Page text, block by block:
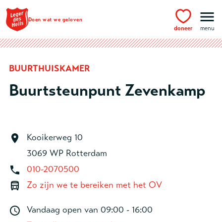
Ga naar hoofdinhoud
Doen wat we geloven
doneer menu
BUURTHUISKAMER
Buurtsteunpunt Zevenkamp
Kooikerweg 10
3069 WP Rotterdam
010-2070500
Zo zijn we te bereiken met het OV
Vandaag open van 09:00 - 16:00